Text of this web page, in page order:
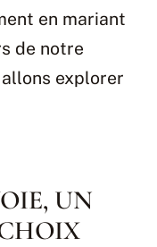
en mariant
de notre
allons explorer
UN